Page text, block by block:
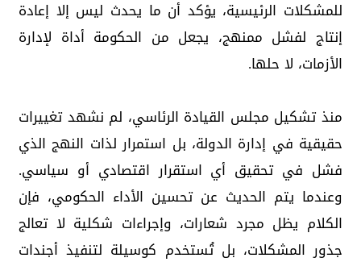
للمشكلات الرئيسية، يؤكد أن ما يحدث ليس إلا إعادة
إنتاج لفشل ممنهج، يجعل من الحكومة أداة لإدارة
الأزمات، لا حلها.
منذ تشكيل مجلس القيادة الرئاسي، لم نشهد تغييرات
حقيقية في إدارة الدولة، بل استمرار لذات النهج الذي
فشل في تحقيق أي استقرار اقتصادي أو سياسي.
وعندما يتم الحديث عن تحسين الأداء الحكومي، فإن
الكلام يظل مجرد شعارات، وإجراءات شكلية لا تعالج
جذور المشكلات، بل تُستخدم كوسيلة لتنفيذ أجندات